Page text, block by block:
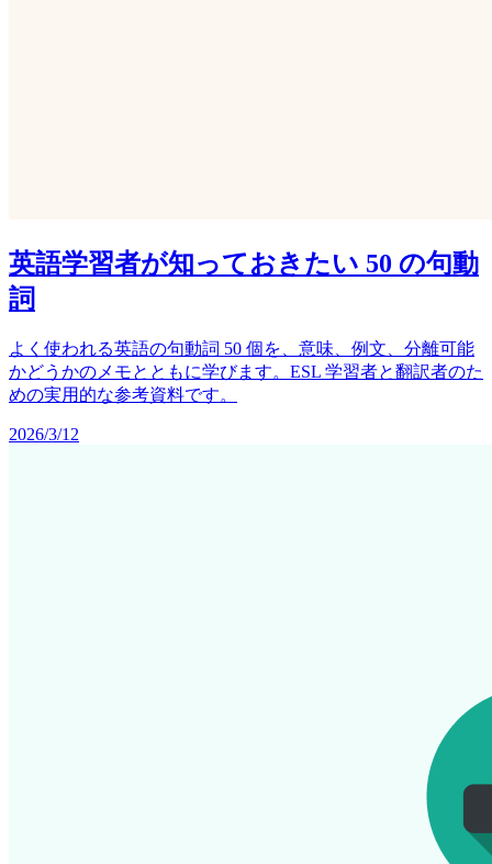
英語学習者が知っておきたい 50 の句動
詞
よく使われる英語の句動詞 50 個を、意味、例文、分離可能
かどうかのメモとともに学びます。ESL 学習者と翻訳者のた
めの実用的な参考資料です。
2026/3/12